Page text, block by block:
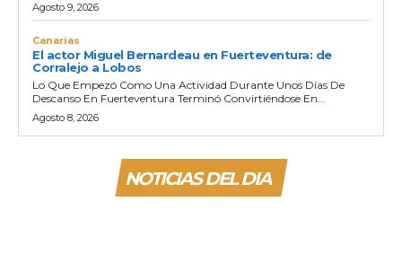
Agosto 9, 2026
Canarias
El actor Miguel Bernardeau en Fuerteventura: de
Corralejo a Lobos
Lo Que Empezó Como Una Actividad Durante Unos Días De
Descanso En Fuerteventura Terminó Convirtiéndose En...
Agosto 8, 2026
NOTICIAS DEL DIA